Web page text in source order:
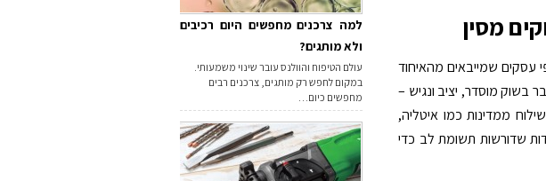
מסין
עסקים שמייבאים מהאיחוד
בשוק מוסדר, יציב ונגיש –
ממדינות כמו איטליה,
שדורשות תשומת לב כדי
למה צרכנים מחפשים היום רכיבים
ולא מותגים?
עולם הטיפוח והוולנס עובר שינוי משמעותי.
במקום לחפש רק מותגים, צרכנים רבים
מחפשים כיום…